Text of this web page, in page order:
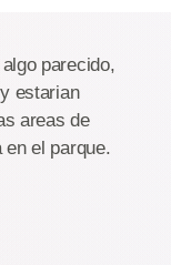
parecido,
estarian
areas de
el parque.